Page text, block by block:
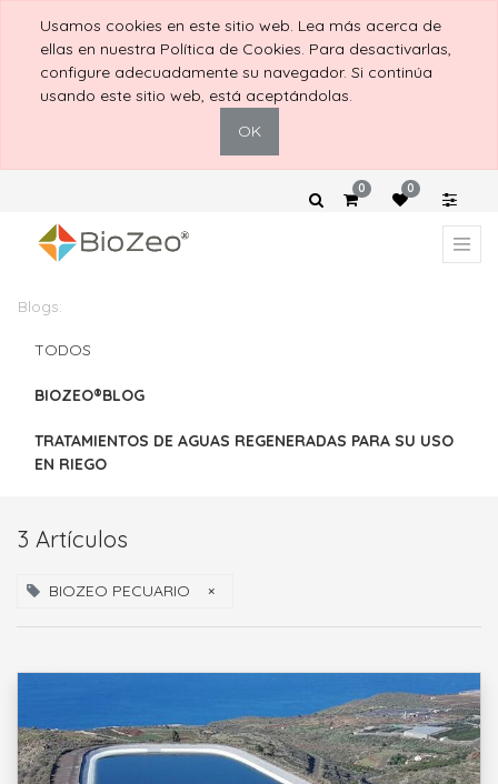
Usamos cookies en este sitio web. Lea más acerca de
ellas en nuestra Política de Cookies. Para desactivarlas,
configure adecuadamente su navegador. Si continúa
usando este sitio web, está aceptándolas.
OK
0 0
Blogs:
TODOS
BIOZEO®BLOG
TRATAMIENTOS DE AGUAS REGENERADAS PARA SU USO
EN RIEGO
3 Artículos
BIOZEO PECUARIO ×